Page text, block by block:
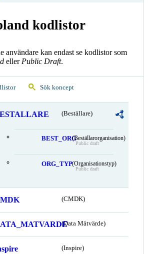
kodlistor
användare kan endast se kodlistor som
eller Public Draft.
Sök koncept
(Beställare)
BEST_ORG(Beställarorganisation)
Public draft
ORG_TYP(Organisationstyp)
Public draft
(CMDK)
(Data Mätvärde)
(Inspire)